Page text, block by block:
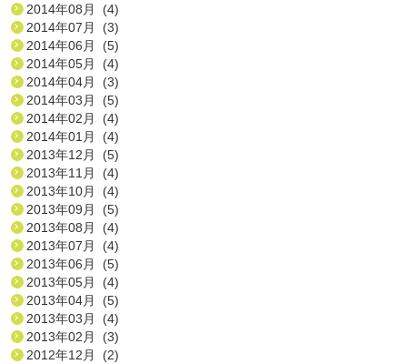
2014年08月 (4)
2014年07月 (3)
2014年06月 (5)
2014年05月 (4)
2014年04月 (3)
2014年03月 (5)
2014年02月 (4)
2014年01月 (4)
2013年12月 (5)
2013年11月 (4)
2013年10月 (4)
2013年09月 (5)
2013年08月 (4)
2013年07月 (4)
2013年06月 (5)
2013年05月 (4)
2013年04月 (5)
2013年03月 (4)
2013年02月 (3)
2012年12月 (2)